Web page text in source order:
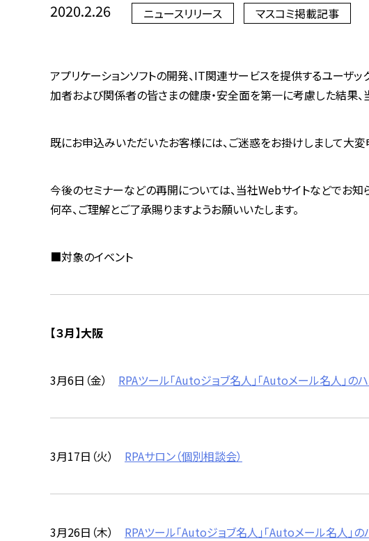
2020.2.26 ニュースリリース マスコミ掲載記事
アプリケーションソフトの開発、IT関連サービスを提供するユーザ
加者および関係者の皆さまの健康・安全面を第一に考慮した結果
既にお申込みいただいたお客様には、ご迷惑をお掛けしまして大変
今後のセミナーなどの再開については、当社Webサイトなどでお知
何卒、ご理解とご了承賜りますようお願いいたします。
■対象のイベント
【３月】大阪
3月6日（金） RPAツール「Autoジョブ名人」「Autoメール名人」
3月17日（火） RPAサロン（個別相談会）
3月26日（木） RPAツール「Autoジョブ名人」「Autoメール名人」